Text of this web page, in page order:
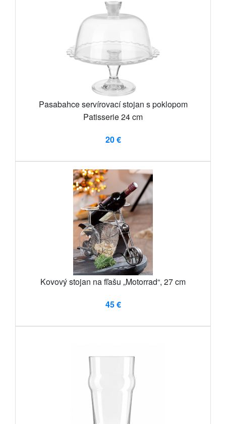
Pasabahce servírovací stojan s poklopom
Patisserie 24 cm
20 €
Kovový stojan na fľašu „Motorrad“, 27 cm
45 €